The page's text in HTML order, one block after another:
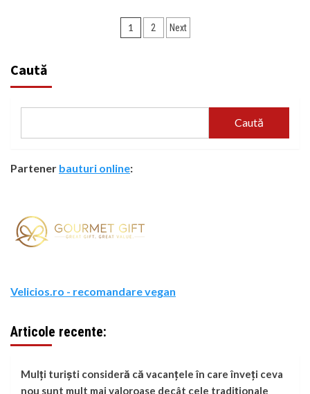
Paginație
1 2 Next
Caută
Caută
Partener bauturi online:
Velicios.ro - recomandare vegan
Articole recente:
Mulți turiști consideră că vacanțele în care înveți ceva
nou sunt mult mai valoroase decât cele tradiționale